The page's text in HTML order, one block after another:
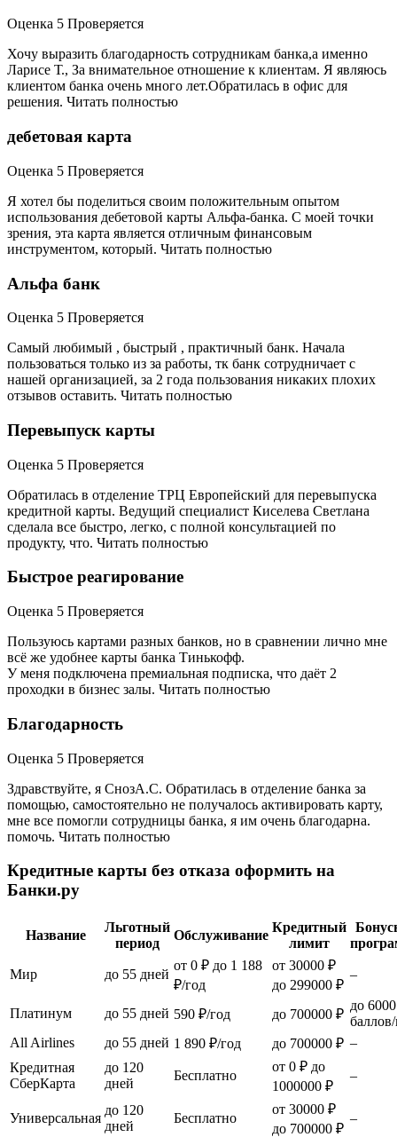
Оценка 5 Проверяется
Хочу выразить благодарность сотрудникам банка,а именно
Ларисе Т., За внимательное отношение к клиентам. Я являюсь
клиентом банка очень много лет.Обратилась в офис для
решения. Читать полностью
дебетовая карта
Оценка 5 Проверяется
Я хотел бы поделиться своим положительным опытом
использования дебетовой карты Альфа-банка. С моей точки
зрения, эта карта является отличным финансовым
инструментом, который. Читать полностью
Альфа банк
Оценка 5 Проверяется
Самый любимый , быстрый , практичный банк. Начала
пользоваться только из за работы, тк банк сотрудничает с
нашей организацией, за 2 года пользования никаких плохих
отзывов оставить. Читать полностью
Перевыпуск карты
Оценка 5 Проверяется
Обратилась в отделение ТРЦ Европейский для перевыпуска
кредитной карты. Ведущий специалист Киселева Светлана
сделала все быстро, легко, с полной консультацией по
продукту, что. Читать полностью
Быстрое реагирование
Оценка 5 Проверяется
Пользуюсь картами разных банков, но в сравнении лично мне
всё же удобнее карты банка Тинькофф.
У меня подключена премиальная подписка, что даёт 2
проходки в бизнес залы. Читать полностью
Благодарность
Оценка 5 Проверяется
Здравствуйте, я СнозА.С. Обратилась в отделение банка за
помощью, самостоятельно не получалось активировать карту,
мне все помогли сотрудницы банка, я им очень благодарна.
помочь. Читать полностью
Кредитные карты без отказа оформить на
Банки.ру
Название
Льготный
период
Обслуживание
Кредитный
лимит
Мир до 55 дней
от 0 ₽ до 1 188
₽/год
от 30000 ₽
до 299000 ₽
–
Платинум до 55 дней 590 ₽/год до 700000 ₽
до 6000
All Airlines
до 55 дней 1 890 ₽/год до 700000 ₽ –
Кредитная
СберКарта
до 120
дней
Бесплатно
от 0 ₽ до
1000000 ₽
–
Универсальная
до 120
дней
Бесплатно
от 30000 ₽
до 700000 ₽
–